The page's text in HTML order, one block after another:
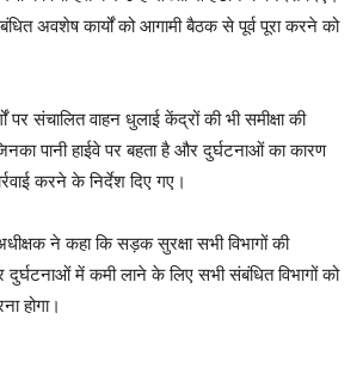
अवशेष कार्यों को आगामी बैठक से पूर्व पूरा करने को
पर संचालित वाहन धुलाई केंद्रों की भी समीक्षा की
पानी हाईवे पर बहता है और दुर्घटनाओं का कारण
करने के निर्देश दिए गए।
ने कहा कि सड़क सुरक्षा सभी विभागों की
दुर्घटनाओं में कमी लाने के लिए सभी संबंधित विभागों को
होगा।